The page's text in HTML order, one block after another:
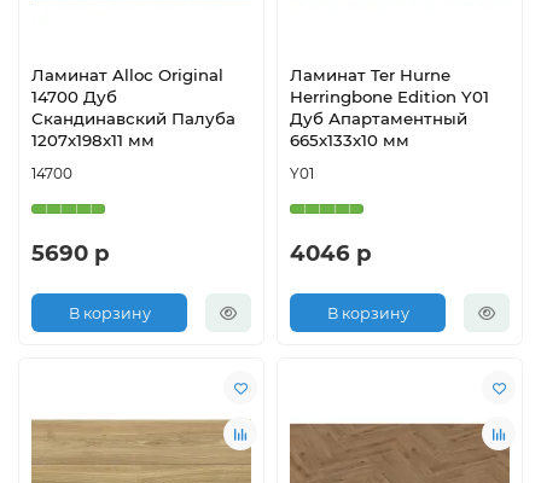
Ламинат Alloc Original
14700 Дуб
Скандинавский Палуба
1207х198х11 мм
14700
5690 р
В корзину
Ламинат Ter Hurne
Herringbone Edition Y01
Дуб Апартаментный
665х133х10 мм
Y01
4046 р
В корзину